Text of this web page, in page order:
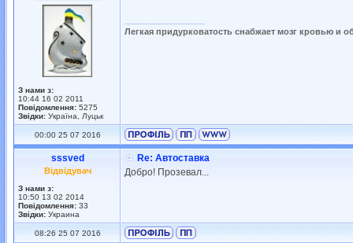
З нами з:
10:44 16 02 2011
Повідомлення: 5275
Звідки: Україна, Луцьк
Легкая придурковатость снабжает мозг кровью и
00:00 25 07 2016
sssved
Відвідувач
З нами з:
10:50 13 02 2014
Повідомлення: 33
Звідки: Украина
Re: Автоставка
Добро! Прозевал...
08:26 25 07 2016